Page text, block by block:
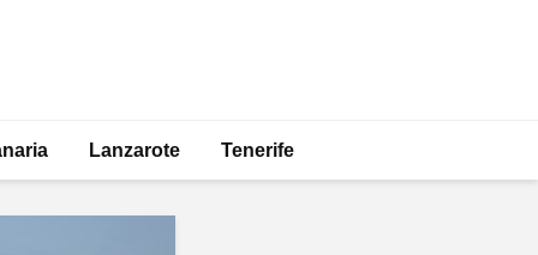
Lanzarote Tenerife